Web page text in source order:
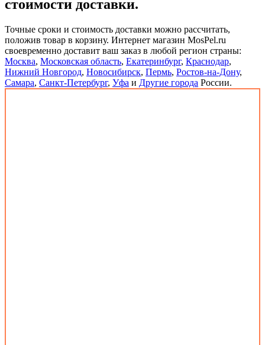
стоимости доставки.
Точные сроки и стоимость доставки можно рассчитать,
положив товар в корзину. Интернет магазин MosPel.ru
своевременно доставит ваш заказ в любой регион страны:
Москва, Московская область, Екатеринбург, Краснодар,
Нижний Новгород, Новосибирск, Пермь, Ростов-на-Дону,
Самара, Санкт-Петербург, Уфа и Другие города России.